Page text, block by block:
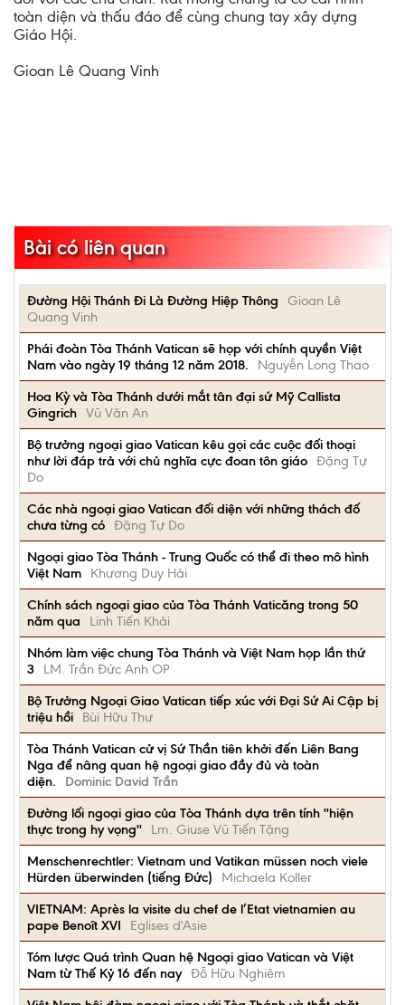
toàn diện và thấu đáo để cùng chung tay xây dựng
Giáo Hội.
Gioan Lê Quang Vinh
Bài có liên quan
Đường Hội Thánh Đi Là Đường Hiệp Thông
Gioan Lê
Quang Vinh
Phái đoàn Tòa Thánh Vatican sẽ họp với chính quyền Việt
Nam vào ngày 19 tháng 12 năm 2018.
Nguyễn Long Thao
Hoa Kỳ và Tòa Thánh dưới mắt tân đại sứ Mỹ Callista
Gingrich Vũ Văn An
Bộ trưởng ngoại giao Vatican kêu gọi các cuộc đối thoại
như lời đáp trả với chủ nghĩa cực đoan tôn giáo Đặng Tự
Do
Các nhà ngoại giao Vatican đối diện với những thách đố
chưa từng có Đặng Tự Do
Ngoại giao Tòa Thánh - Trung Quốc có thể đi theo mô hình
Việt Nam
Khương Duy Hải
Chính sách ngoại giao của Tòa Thánh Vaticăng trong 50
năm qua
Linh Tiến Khải
Nhóm làm việc chung Tòa Thánh và Việt Nam họp lần thứ
3
LM. Trần Đức Anh OP
Bộ Trưởng Ngoại Giao Vatican tiếp xúc với Đại Sứ Ai Cập bị
triệu hồi
Bùi Hữu Thư
Tòa Thánh Vatican cử vị Sứ Thần tiên khởi đến Liên Bang
Nga để nâng quan hệ ngoại giao đầy đủ và toàn
diện.
Dominic David Trần
Đường lối ngoại giao của Tòa Thánh dựa trên tính ''hiện
thực trong hy vọng''
Lm. Giuse Vũ Tiến Tặng
Menschenrechtler: Vietnam und Vatikan müssen noch viele
Hürden überwinden (tiếng Đức)
Michaela Koller
VIETNAM: Après la visite du chef de l’Etat vietnamien au
pape Benoît XVI
Eglises d'Asie
Tóm lược Quá trình Quan hệ Ngoại giao Vatican và Việt
Nam từ Thế Kỷ 16 đến nay Đỗ Hữu Nghiêm